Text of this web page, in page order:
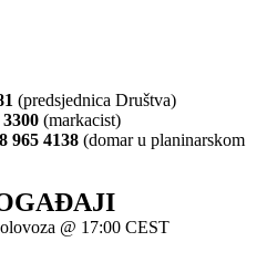
(predsjednica Društva)
(markacist)
965 4138 (domar u planinarskom
@ 17:00 CEST